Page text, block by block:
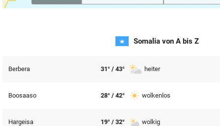
Somalia von A bis Z
Berbera 31° / 43° heiter
Boosaaso 28° / 42° wolkenlos
Hargeisa 19° / 32° wolkig